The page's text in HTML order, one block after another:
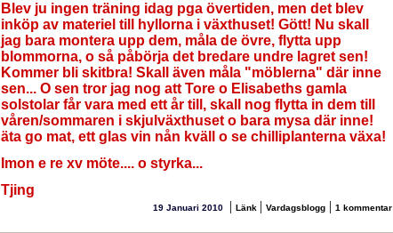
Blev ju ingen träning idag pga övertiden, men det blev
inköp av materiel till hyllorna i växthuset! Gött! Nu skall
jag bara montera upp dem, måla de övre, flytta upp
blommorna, o så påbörja det bredare undre lagret sen!
Kommer bli skitbra! Skall även måla "möblerna" där inne
sen... O sen tror jag nog att Tore o Elisabeths gamla
solstolar får vara med ett år till, skall nog flytta in dem till
våren/sommaren i skjulväxthuset o bara mysa där inne!
äta go mat, ett glas vin nån kväll o se chilliplanterna växa!
Imon e re xv möte.... o styrka...
Tjing
19 Januari 2010 | Länk | Vardagsblogg| 1 kommentar